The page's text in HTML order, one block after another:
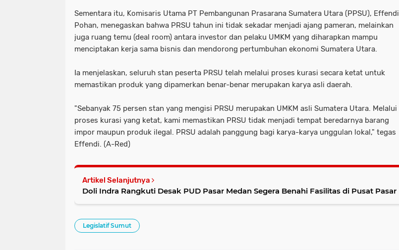
Sementara itu, Komisaris Utama PT Pembangunan Prasarana Sumatera Utara (PPSU), Effendi
Pohan, menegaskan bahwa PRSU tahun ini tidak sekadar menjadi ajang pameran, melainkan
juga ruang temu (deal room) antara investor dan pelaku UMKM yang diharapkan mampu
menciptakan kerja sama bisnis dan mendorong pertumbuhan ekonomi Sumatera Utara.
Ia menjelaskan, seluruh stan peserta PRSU telah melalui proses kurasi secara ketat untuk
memastikan produk yang dipamerkan benar-benar merupakan karya asli daerah.
"Sebanyak 75 persen stan yang mengisi PRSU merupakan UMKM asli Sumatera Utara. Melalui
proses kurasi yang ketat, kami memastikan PRSU tidak menjadi tempat beredarnya barang
impor maupun produk ilegal. PRSU adalah panggung bagi karya-karya unggulan lokal," tegas
Effendi. (A-Red)
Artikel Selanjutnya
Doli Indra Rangkuti Desak PUD Pasar Medan Segera Benahi Fasilitas di Pusat Pasar
Legislatif Sumut